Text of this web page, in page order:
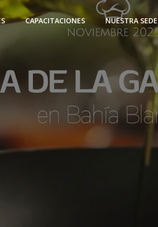
CAPACITACIONES NUESTRA SEDE